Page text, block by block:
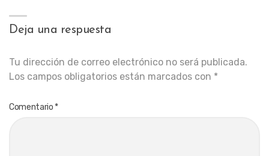
Deja una respuesta
Tu dirección de correo electrónico no será publicada.
Los campos obligatorios están marcados con *
Comentario *